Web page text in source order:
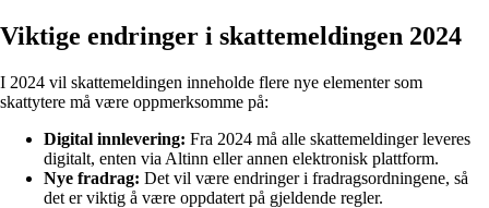
Viktige endringer i skattemeldingen 2024
I 2024 vil skattemeldingen inneholde flere nye elementer som
skattytere må være oppmerksomme på:
Digital innlevering: Fra 2024 må alle skattemeldinger leveres
digitalt, enten via Altinn eller annen elektronisk plattform.
Nye fradrag: Det vil være endringer i fradragsordningene, så
det er viktig å være oppdatert på gjeldende regler.